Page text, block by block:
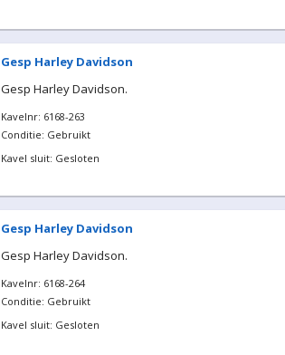
Gesp Harley Davidson
Gesp Harley Davidson.
Kavelnr: 6168-263
Conditie: Gebruikt
Kavel sluit: Gesloten
Gesp Harley Davidson
Gesp Harley Davidson.
Kavelnr: 6168-264
Conditie: Gebruikt
Kavel sluit: Gesloten